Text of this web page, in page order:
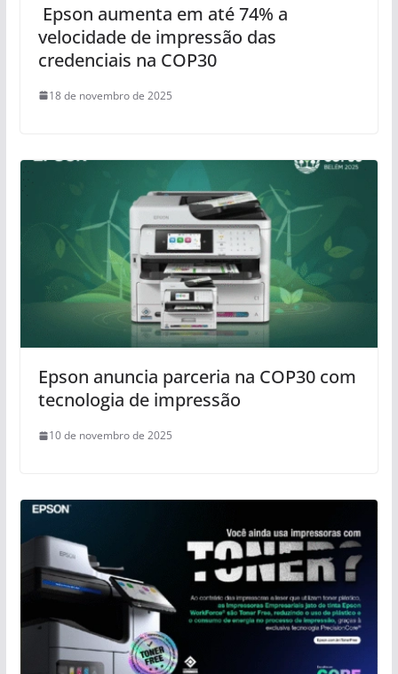
Epson aumenta em até 74% a
velocidade de impressão das
credenciais na COP30
18 de novembro de 2025
Epson anuncia parceria na COP30 com
tecnologia de impressão
10 de novembro de 2025